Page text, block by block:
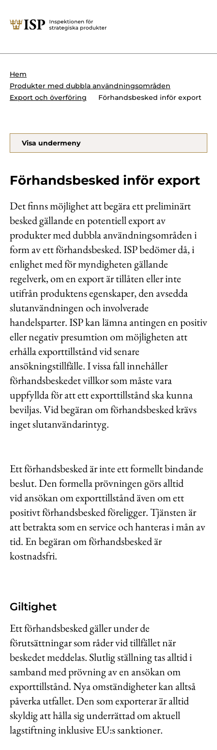
Söktips:
Presskontakt
Forskningssäkerhet
Krigsmateriel
Produkter med dubbla
Internationella sanktioner
Om ISP
Kontakt
Lediga jobb
Kundwebben
In English
Hem
Produkter med dubbla användningsområden
Export och överföring
Förhandsbesked inför export
Visa undermeny
Förhandsbesked inför export
Det finns möjlighet att begära ett preliminärt
besked gällande en potentiell export av
produkter med dubbla användningsområden i
form av ett förhandsbesked. ISP bedömer då, i
enlighet med för myndigheten gällande
regelverk, om en export är tillåten eller inte
utifrån produktens egenskaper, den avsedda
slutanvändningen och involverade
handelsparter. ISP kan lämna antingen en positiv
eller negativ presumtion om möjligheten att
erhålla exporttillstånd vid senare
ansökningstillfälle. I vissa fall innehåller
förhandsbeskedet villkor som måste vara
uppfyllda för att ett exporttillstånd ska kunna
beviljas. Vid begäran om förhandsbesked krävs
inget slutanvändarintyg.
Ett förhandsbesked är inte ett formellt bindande
beslut. Den formella prövningen görs alltid
vid ansökan om exporttillstånd även om ett
positivt förhandsbesked föreligger. Tjänsten är
att betrakta som en service och hanteras i mån av
tid. En begäran om förhandsbesked är
kostnadsfri.
Giltighet
Ett förhandsbesked gäller under de
förutsättningar som råder vid tillfället när
beskedet meddelas. Slutlig ställning tas alltid i
samband med prövning av en ansökan om
exporttillstånd. Nya omständigheter kan alltså
påverka utfallet. Den som exporterar är alltid
skyldig att hålla sig underrättad om aktuell
lagstiftning inklusive EU:s sanktioner.